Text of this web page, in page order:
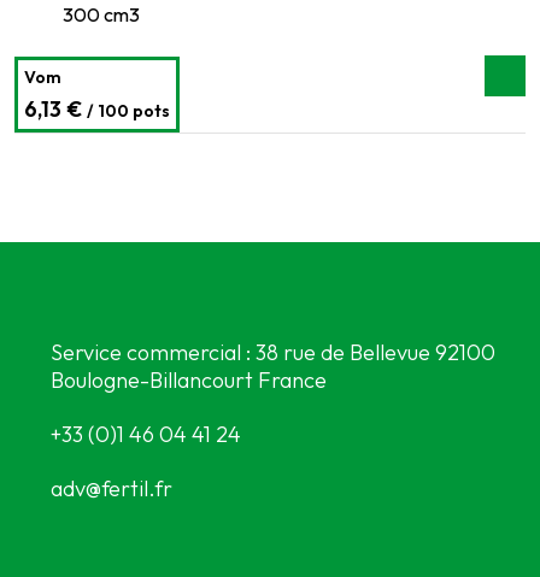
300 cm3
Vom
6,13 € / 100 pots
Service commercial : 38 rue de Bellevue 92100
Boulogne-Billancourt France
+33 (0)1 46 04 41 24
adv@fertil.fr